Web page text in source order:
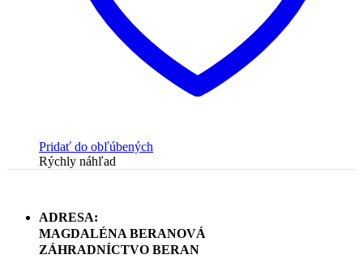
Pridať do obľúbených
Rýchly náhľad
ADRESA:
MAGDALÉNA BERANOVÁ
ZÁHRADNÍCTVO BERAN